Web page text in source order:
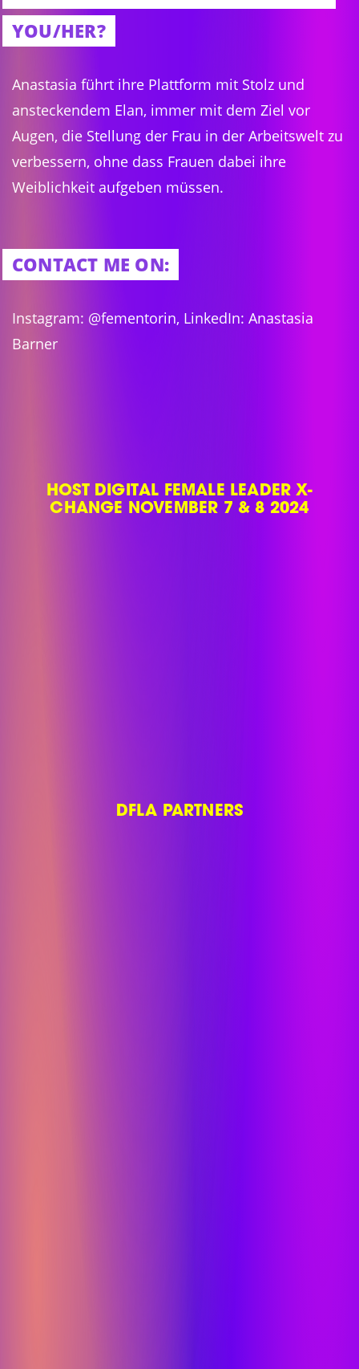
YOU/HER?
Anastasia führt ihre Plattform mit Stolz und
ansteckendem Elan, immer mit dem Ziel vor
Augen, die Stellung der Frau in der Arbeitswelt zu
verbessern, ohne dass Frauen dabei ihre
Weiblichkeit aufgeben müssen.
CONTACT ME ON:
Instagram: @fementorin, LinkedIn: Anastasia
Barner
HOST DIGITAL FEMALE LEADER X-
CHANGE NOVEMBER 7 & 8 2024
DFLA PARTNERS